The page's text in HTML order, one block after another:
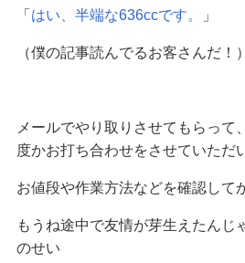
「 はい、半端な636ccです。 」
（僕の記事読んでるお客さんだ！）
メールでやり取りさせてもらって
度かお打ち合わせをさせていただ
お値段や作業方法などを確認して
もうね途中で友情が芽生えたん
のせい